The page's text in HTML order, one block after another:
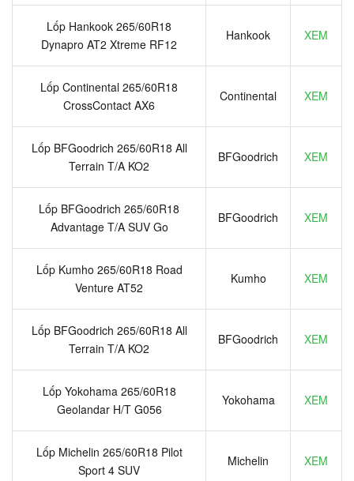
Lốp Hankook 265/60R18
Dynapro AT2 Xtreme RF12
Hankook XEM
Lốp Continental 265/60R18
CrossContact AX6
Continental XEM
Lốp BFGoodrich 265/60R18 All
Terrain T/A KO2
BFGoodrich XEM
Lốp BFGoodrich 265/60R18
Advantage T/A SUV Go
BFGoodrich XEM
Lốp Kumho 265/60R18 Road
Venture AT52
Kumho XEM
Lốp BFGoodrich 265/60R18 All
Terrain T/A KO2
BFGoodrich XEM
Lốp Yokohama 265/60R18
Geolandar H/T G056
Yokohama XEM
Lốp Michelin 265/60R18 Pilot
Sport 4 SUV
Michelin XEM